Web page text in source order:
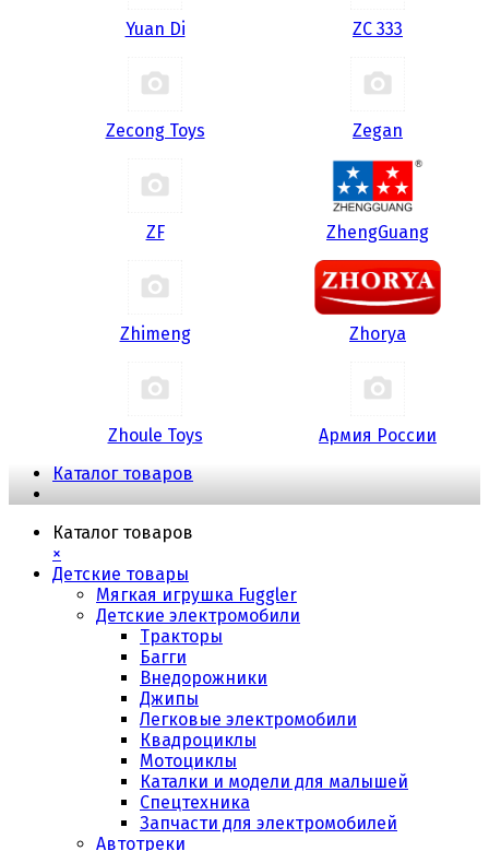
Yuan Di ZC 333
Zecong Toys Zegan
ZF ZhengGuang
Zhimeng Zhorya
Zhoule Toys
Армия России
Каталог товаров
Каталог товаров
×
Детские товары
Мягкая игрушка Fuggler
Детские электромобили
Тракторы
Багги
Внедорожники
Джипы
Легковые электромобили
Квадроциклы
Мотоциклы
Каталки и модели для малышей
Спецтехника
Запчасти для электромобилей
Автотреки